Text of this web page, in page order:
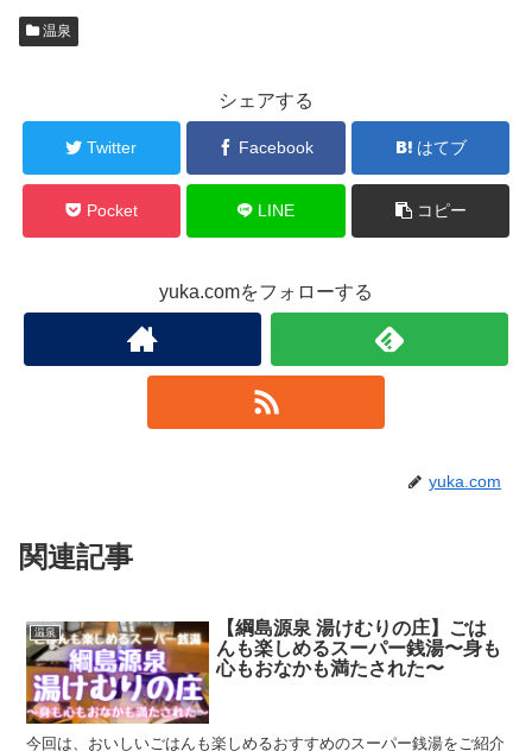
温泉
シェアする
Twitter Facebook はてブ
Pocket LINE コピー
yuka.comをフォローする
yuka.com
関連記事
温泉
【綱島源泉 湯けむりの庄】ごは
んも楽しめるスーパー銭湯〜身も
心もおなかも満たされた〜
今回は、おいしいごはんも楽しめるおすすめのスーパー銭湯をご紹介